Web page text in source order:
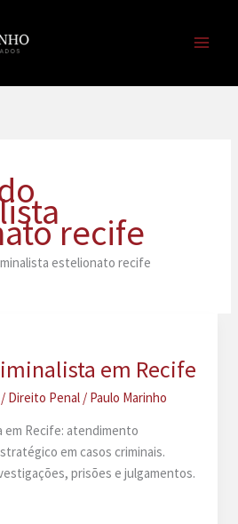
recife
estelionato recife
em Recife
/ Direito Penal/ Paulo Marinho
em Recife: atendimento
em casos criminais.
prisões e julgamentos.